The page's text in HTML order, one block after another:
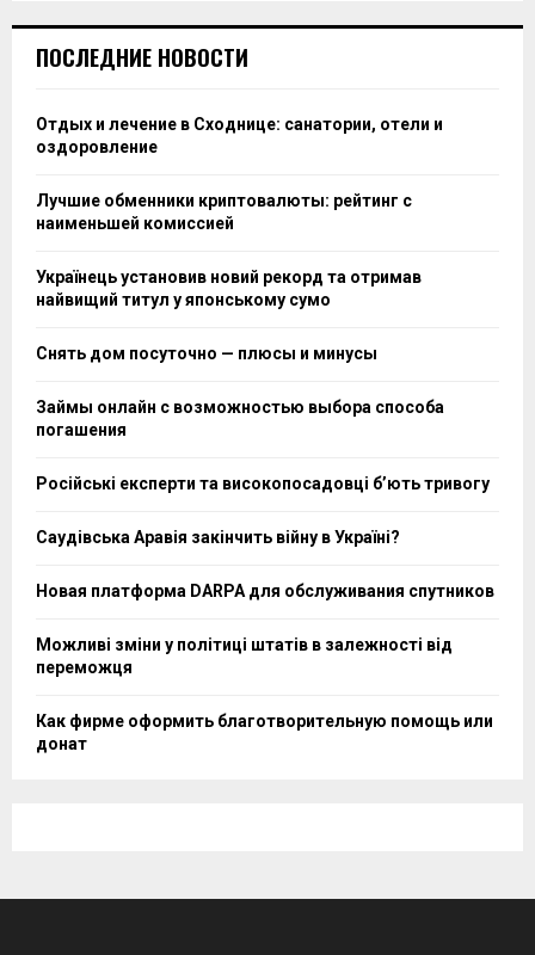
Подготовьтесь к отсутствию услуг, характерных для
предоставления туалетных принадлежностей, что
может повлиять на комфорт пребывания.
Скрытые платежи могут быть неочевидны при первом
взгляде. Обязательно уточняйте, включены ли в
на случай повреждений.
процесс. Разные сервисы могут устанавливать
различные правила и условия, что требует времени на
изучение каждой платформы отдельно.
Заранее составьте план действий на случай
варианты размещения на случай, если задуманное
положительные комментарии могут быть
поддельными, а негативные – отражать единичные
Советы по выбору
Первое, на что стоит обратить внимание, это